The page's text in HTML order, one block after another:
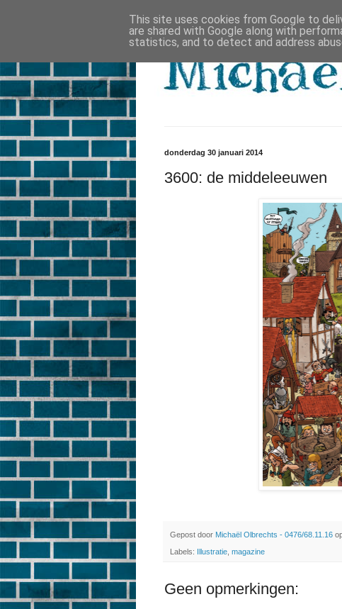
donderdag 30 januari 2014
3600: de middeleeuwen
Gepost door Michaël Olbrechts - 0476/68.11.16
Labels: Illustratie magazine
Geen opmerkingen:
This site uses cookies from Google to
are shared with Google along with
statistics, and to detect and address